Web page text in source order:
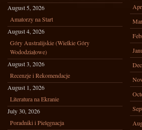
August 5, 2026
Amatorzy na Start
August 4, 2026
Góry Australijskie (Wielkie Góry
Wododziałowe)
August 3, 2026
Recenzje i Rekomendacje
August 1, 2026
Literatura na Ekranie
July 30, 2026
Poradniki i Pielęgnacja